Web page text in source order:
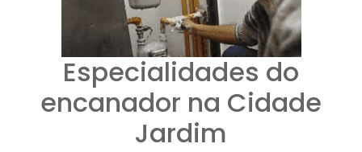
Especialidades do
encanador na Cidade
Jardim